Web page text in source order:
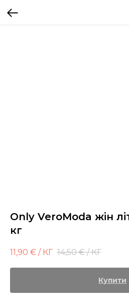
Only VeroModa жін
кг
11,90 € / КГ 14,50 € / КГ
Купити